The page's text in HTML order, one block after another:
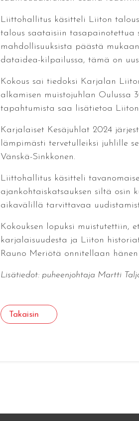
Liittohallitus käsitteli Liiton
talous saataisiin tasapainotettua
mahdollisuuksista päästä
dataidea-kilpailussa, tämä on
Kokous sai tiedoksi Karjalan
alkamisen muistojuhlan Oulussa
tapahtumista saa lisätietoa Liiton
Karjalaiset Kesäjuhlat 2024
lämpimästi tervetulleiksi juhlille
Vänskä-Sinkkonen.
Liittohallitus käsitteli
ajankohtaiskatsauksen siltä osin
aikavälillä tarvittavaa
Kokouksen lopuksi muistutettiin,
karjalaisuudesta ja Liiton
Rauno Meriötä onnitellaan
Lisätiedot: puheenjohtaja Martti
Takaisin